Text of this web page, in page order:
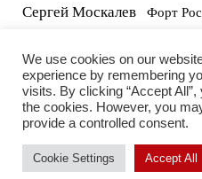
Сергей Москалев Форт
We use cookies on our
experience by remembering
visits. By clicking “Accept
the cookies. However, you
provide a controlled consent.
Cookie Settings Accept All